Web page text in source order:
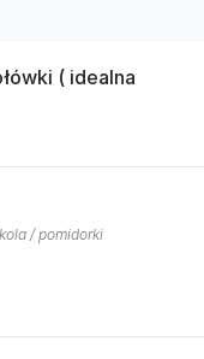
( idealna
/ pomidorki